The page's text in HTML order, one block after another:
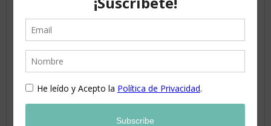
10 11 12 13 14 15 16
24 25 26 27 28 29 30